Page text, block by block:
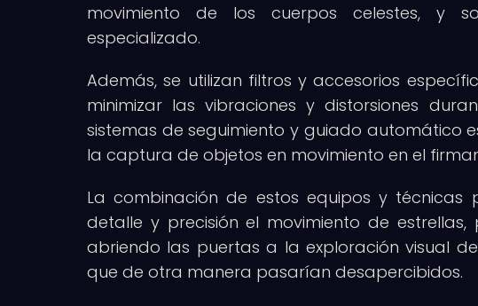
movimiento de los cuerpos celestes, y
especializado.
Además, se utilizan filtros y accesorios
minimizar las vibraciones y distorsiones
sistemas de seguimiento y guiado automático
la captura de objetos en movimiento en el
La combinación de estos equipos y
detalle y precisión el movimiento de
abriendo las puertas a la exploración visual
que de otra manera pasarían desapercibidos.